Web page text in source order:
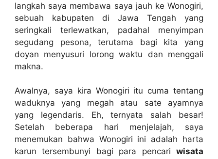
langkah saya membawa saya jauh ke Wonogiri,
sebuah kabupaten di Jawa Tengah yang
seringkali terlewatkan, padahal menyimpan
segudang pesona, terutama bagi kita yang
doyan menyusuri lorong waktu dan menggali
makna.
Awalnya, saya kira Wonogiri itu cuma tentang
waduknya yang megah atau sate ayamnya
yang legendaris. Eh, ternyata salah besar!
Setelah beberapa hari menjelajah, saya
menemukan bahwa Wonogiri ini adalah harta
karun tersembunyi bagi para pencari wisata